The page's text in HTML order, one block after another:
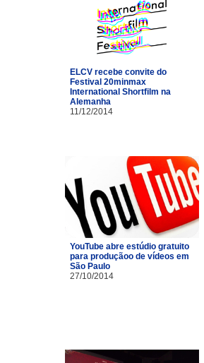
ELCV recebe convite do
Festival 20minmax
International Shortfilm na
Alemanha
11/12/2014
YouTube abre estúdio gratuito
para produçãoo de vídeos em
São Paulo
27/10/2014